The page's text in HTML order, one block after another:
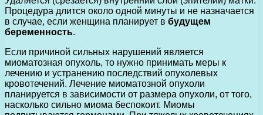
Процедура длится около одной минуты и не назначается
в случае, если женщина планирует в будущем
беременность.
Если причиной сильных нарушений является
миоматозная опухоль, то нужно принимать меры к
лечению и устранению последствий опухолевых
кровотечений. Лечение миоматозной опухоли
планируется в зависимости от размера опухоли, от того,
насколько сильно миома беспокоит. Миомы